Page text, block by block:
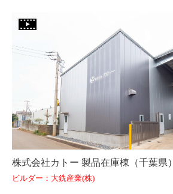
株式会社カトー 製品在庫棟（千葉県）
ビルダー：大銑産業(株)